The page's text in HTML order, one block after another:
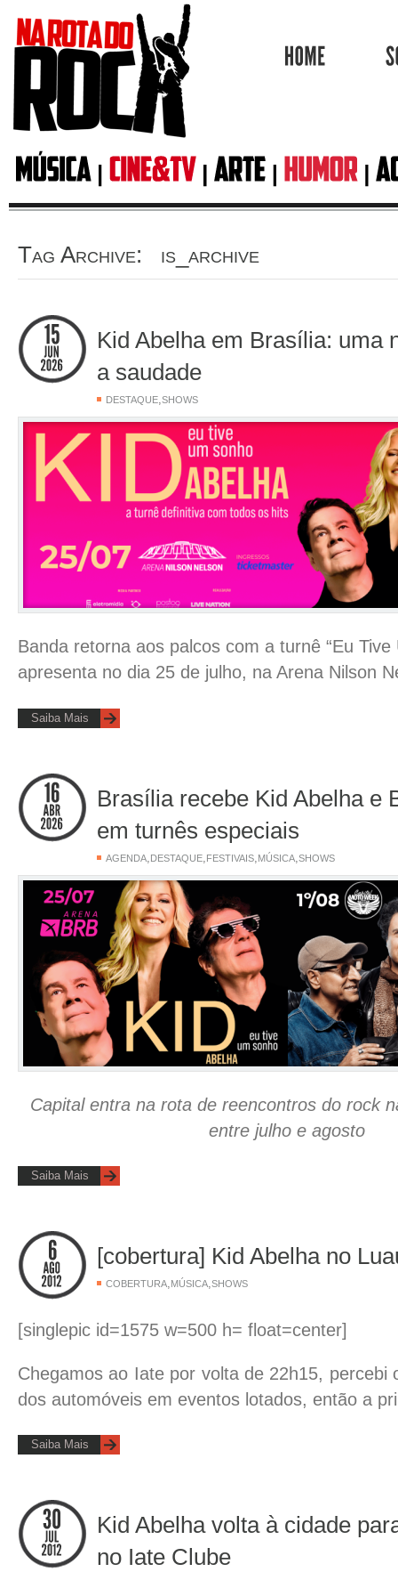
Tag Archive: is_archive
Kid Abelha em Brasília: uma
a saudade
DESTAQUE,SHOWS
Banda retorna aos palcos com a turnê “Eu Tive
apresenta no dia 25 de julho, na Arena Nilson
Saiba Mais
Brasília recebe Kid Abelha e
em turnês especiais
AGENDA DESTAQUE FESTIVAIS MÚSICA SHOWS
Capital entra na rota de reencontros do rock
entre julho e agosto
Saiba Mais
[cobertura] Kid Abelha no
COBERTURA, MÚSICA,SHOWS
[singlepic id=1575 w=500 h= float=center]
Chegamos ao Iate por volta de 22h15, percebi
dos automóveis em eventos lotados, então a
Saiba Mais
Kid Abelha volta à cidade
no Iate Clube